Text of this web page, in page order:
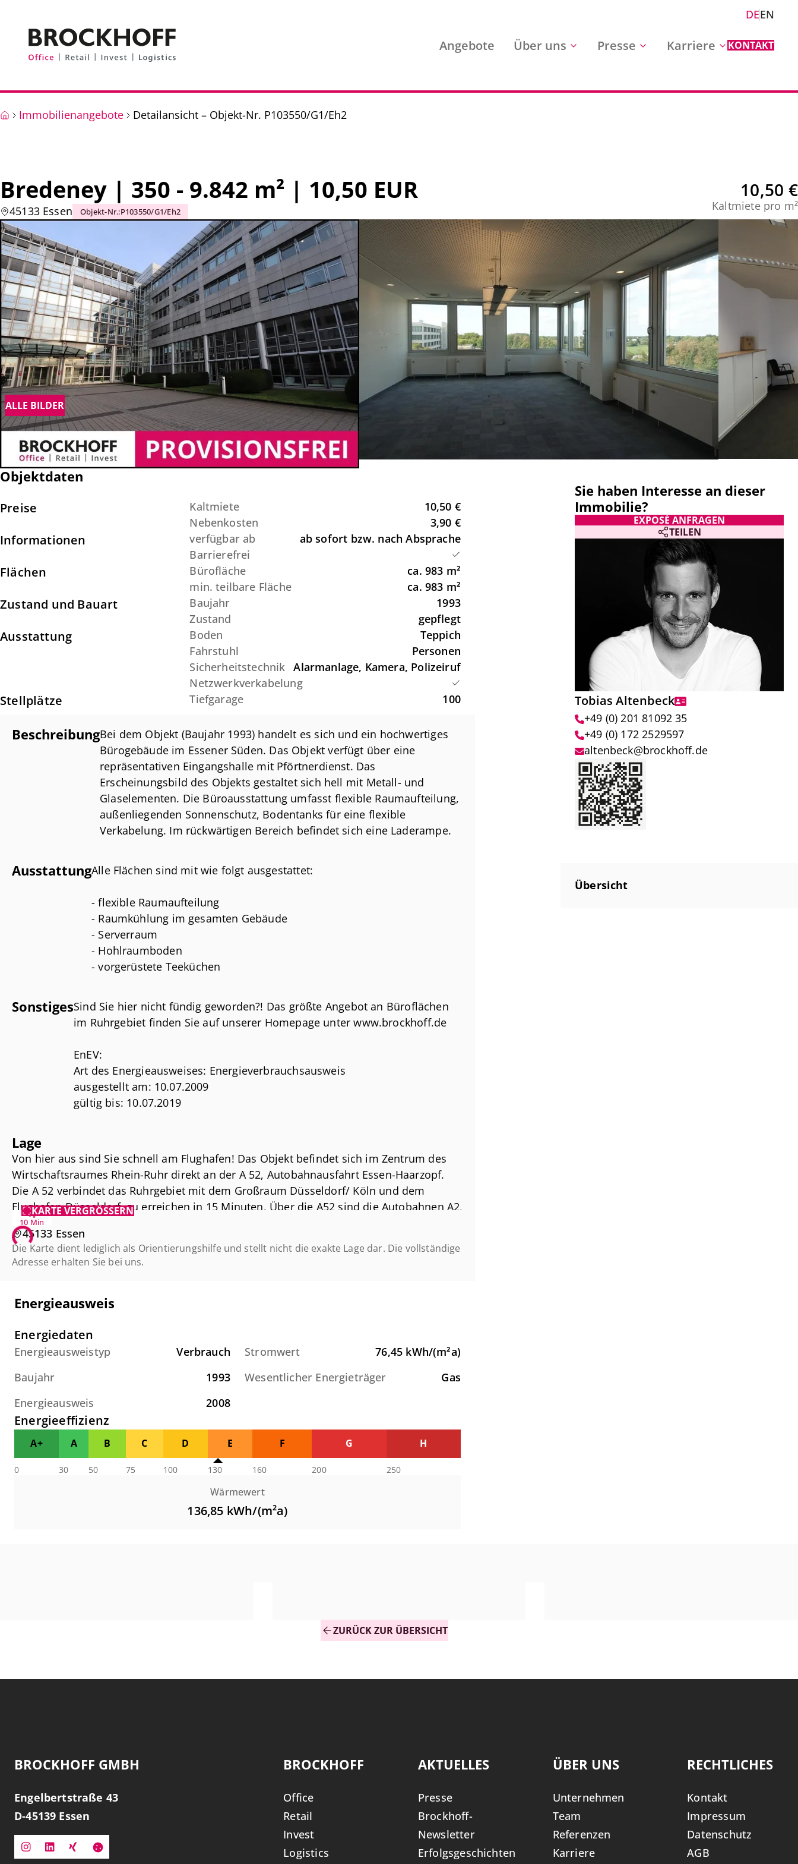
Angebote Über uns Presse Karriere KONTAKT
DEEN
Immobilienangebote Detailansicht – Objekt-Nr. P103550/G1/Eh2
Bredeney | 350 - 9.842 m² | 10,50 EUR
45133 Essen Objekt-Nr.:P103550/G1/Eh2
10,50 €
Kaltmiete pro m²
ALLE BILDER
Objektdaten
Preise Kaltmiete
10,50 €
Nebenkosten
3,90 €
Informationen verfügbar ab
ab sofort bzw. nach Absprache
Barrierefrei
Flächen Bürofläche ca. 983 m²
min. teilbare Fläche
ca. 983 m²
Zustand und Bauart Baujahr
1993
Zustand
gepflegt
Ausstattung Boden
Teppich
Fahrstuhl
Personen
Sicherheitstechnik Alarmanlage, Kamera, Polizeiruf
Netzwerkverkabelung
Stellplätze Tiefgarage 100
BeschreibungBei dem Objekt (Baujahr 1993) handelt es sich und ein hochwertiges
Bürogebäude im Essener Süden. Das Objekt verfügt über eine
repräsentativen Eingangshalle mit Pförtnerdienst. Das
Erscheinungsbild des Objekts gestaltet sich hell mit Metall- und
Glaselementen. Die Büroausstattung umfasst flexible Raumaufteilung,
außenliegenden Sonnenschutz, Bodentanks für eine flexible
Verkabelung. Im rückwärtigen Bereich befindet sich eine Laderampe.
eigenen PKW-Parkplätzen.
AusstattungAlle Flächen sind mit wie folgt ausgestattet:
- flexible Raumaufteilung
- Raumkühlung im gesamten Gebäude
- Serverraum
- Hohlraumboden
- vorgerüstete Teeküchen
und Telefon
- strapazierfähiger, antistatischer Büroteppichboden
- arbeitsplatzgerechte Beleuchtung
- getrennte WC-Anlagen
- Anschlüße für Teeküchenbereich
- Sonnenschutz (außen) elektrisch
- Schallschutzfenster der Klasse 3 bzw. 4 mit Isolierverglasung
SonstigesSind Sie hier nicht fündig geworden?! Das größte Angebot an Büroflächen
im Ruhrgebiet finden Sie auf unserer Homepage unter www.brockhoff.de
EnEV:
Art des Energieausweises: Energieverbrauchsausweis
ausgestellt am: 10.07.2009
gültig bis: 10.07.2019
wesentlicher Energieträger: Erdgas H
Baujahr: 1993
Wir freuen uns, Ihnen die Flächen provisionsfrei anbieten zu können, da wir
im Erfolgsfall von der Vermieterseite honoriert werden.
Wir möchten höflich darauf hinweisen, dass die hier gemachten Angaben
ausschließlich auf den uns vom Vermieter übermittelten Unterlagen und
Haftung übernehmen.
Lage
Von hier aus sind Sie schnell am Flughafen! Das Objekt befindet sich im Zentrum des
Wirtschaftsraumes Rhein-Ruhr direkt an der A 52, Autobahnausfahrt Essen-Haarzopf.
Die A 52 verbindet das Ruhrgebiet mit dem Großraum Düsseldorf/ Köln und dem
Flughafen Düsseldorf, zu erreichen in 15 Minuten. Über die A52 sind die Autobahnen A2,
A3, A40 und A42, welche sowohl die Nord-Süd- als auch die Ost-West-Verbindung
herstellen, schnell zu erreichen. Eine Anbindung an den ÖPNV ist durch die am Objekt
liegende Bushaltestelle gegeben, der Hauptbahnhof in ca. 15 Minuten erreichbar.
10 Min
KARTE VERGRÖSSERN
45133 Essen
Die Karte dient lediglich als Orientierungshilfe und stellt nicht die exakte Lage dar. Die vollständige
Adresse erhalten Sie bei uns.
Energieausweis
Energiedaten
Energieausweistyp Verbrauch Stromwert 76,45 kWh/(m²a)
Baujahr
1993 Wesentlicher Energieträger
Gas
Energieausweis
2008
Energieeffizienz
A+ A B C D E F G H
0 30 50 75 100 130 160 200 250
Wärmewert
136,85 kWh/(m²a)
Sie haben Interesse an dieser
Immobilie?
EXPOSÉ ANFRAGEN
TEILEN
Tobias Altenbeck
+49 (0) 201 81092 35
+49 (0) 172 2529597
altenbeck@brockhoff.de
Übersicht
ZURÜCK ZUR ÜBERSICHT
BROCKHOFF GMBH
Engelbertstraße 43
D-45139 Essen
BROCKHOFF
Office
Retail
Invest
Logistics
AKTUELLES
Presse
Brockhoff-
Newsletter
Erfolgsgeschichten
ÜBER UNS
Unternehmen
Team
Referenzen
Karriere
RECHTLICHES
Kontakt
Impressum
Datenschutz
AGB